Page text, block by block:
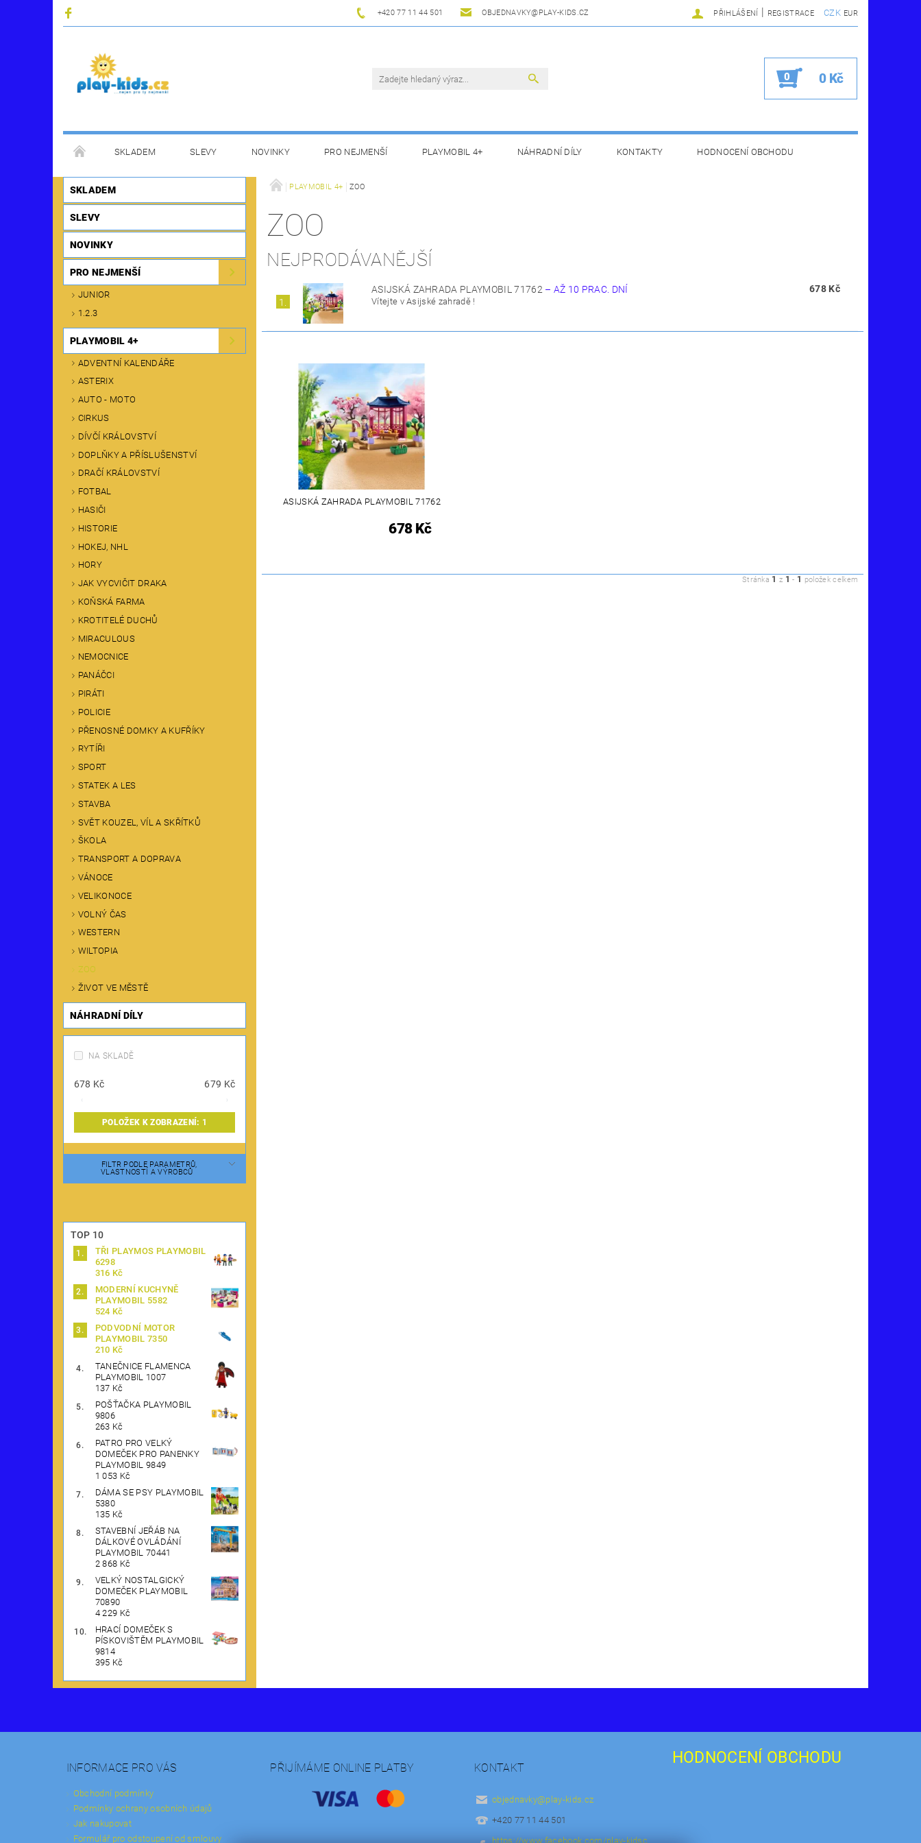
+420 77 11 44 501 OBJEDNAVKY@PLAY-KIDS.CZ CZK EUR
PŘIHLÁŠENÍ | REGISTRACE
0 0 Kč
SKLADEM SLEVY NOVINKY PRO NEJMENŠÍ PLAYMOBIL 4+ NÁHRADNÍ DÍLY KONTAKTY HODNOCENÍ OBCHODU
SKLADEM
SLEVY
NOVINKY
PRO NEJMENŠÍ
JUNIOR
1.2.3
PLAYMOBIL 4+
ADVENTNÍ KALENDÁŘE
ASTERIX
AUTO - MOTO
CIRKUS
DÍVČÍ KRÁLOVSTVÍ
DOPLŇKY A PŘÍSLUŠENSTVÍ
DRAČÍ KRÁLOVSTVÍ
FOTBAL
HASIČI
HISTORIE
HOKEJ, NHL
HORY
JAK VYCVIČIT DRAKA
KOŇSKÁ FARMA
KROTITELÉ DUCHŮ
MIRACULOUS
NEMOCNICE
PANÁČCI
PIRÁTI
POLICIE
PŘENOSNÉ DOMKY A KUFŘÍKY
RYTÍŘI
SPORT
STATEK A LES
STAVBA
SVĚT KOUZEL, VÍL A SKŘÍTKŮ
ŠKOLA
TRANSPORT A DOPRAVA
VÁNOCE
VELIKONOCE
VOLNÝ ČAS
WESTERN
WILTOPIA
ZOO
ŽIVOT VE MĚSTĚ
NÁHRADNÍ DÍLY
NA SKLADĚ
678 Kč 679 Kč
POLOŽEK K ZOBRAZENÍ: 1
FILTR PODLE PARAMETRŮ,
VLASTNOSTÍ A VÝROBCŮ
TOP 10
TŘI PLAYMOS PLAYMOBIL
6298
316 Kč
MODERNÍ KUCHYNĚ
PLAYMOBIL 5582
524 Kč
PODVODNÍ MOTOR
PLAYMOBIL 7350
210 Kč
TANEČNICE FLAMENCA
PLAYMOBIL 1007
137 Kč
POŠŤAČKA PLAYMOBIL
9806
263 Kč
PATRO PRO VELKÝ
DOMEČEK PRO PANENKY
PLAYMOBIL 9849
1 053 Kč
DÁMA SE PSY PLAYMOBIL
5380
135 Kč
STAVEBNÍ JEŘÁB NA
DÁLKOVÉ OVLÁDÁNÍ
PLAYMOBIL 70441
2 868 Kč
VELKÝ NOSTALGICKÝ
DOMEČEK PLAYMOBIL
70890
4 229 Kč
HRACÍ DOMEČEK S
PÍSKOVIŠTĚM PLAYMOBIL
9814
395 Kč
PLAYMOBIL 4+ ZOO
ZOO
NEJPRODÁVANĚJŠÍ
1.
ASIJSKÁ ZAHRADA PLAYMOBIL 71762 – AŽ 10 PRAC. DNÍ
Vítejte v Asijské zahradě !
678 Kč
ASIJSKÁ ZAHRADA PLAYMOBIL 71762
678 Kč
Stránka 1 z 1 - 1 položek celkem
INFORMACE PRO VÁS
Obchodní podmínky
Podmínky ochrany osobních údajů
Jak nakupovat
Formulář pro odstoupení od smlouvy
PŘIJÍMÁME ONLINE PLATBY KONTAKT
objednavky@play-kids.cz
+420 77 11 44 501
https://www.facebook.com/play-kidsc
HODNOCENÍ OBCHODU